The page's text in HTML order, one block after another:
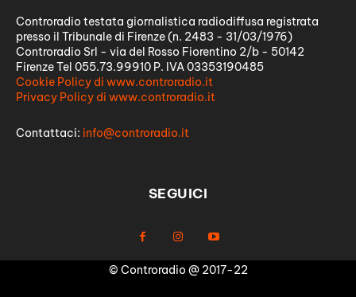
Controradio testata giornalistica radiodiffusa registrata
presso il Tribunale di Firenze (n. 2483 - 31/03/1976)
Controradio Srl - via del Rosso Fiorentino 2/b - 50142
Firenze Tel 055.73.99910 P. IVA 03353190485
Cookie Policy di www.controradio.it
Privacy Policy di www.controradio.it
Contattaci: info@controradio.it
SEGUICI
© Controradio @ 2017-22